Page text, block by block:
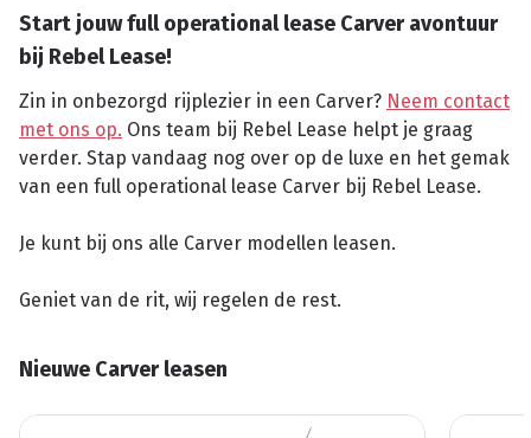
Start jouw full operational lease Carver avontuur
bij Rebel Lease!
Zin in onbezorgd rijplezier in een Carver? Neem contact
met ons op. Ons team bij Rebel Lease helpt je graag
verder. Stap vandaag nog over op de luxe en het gemak
van een full operational lease Carver bij Rebel Lease.
Je kunt bij ons alle Carver modellen leasen.
Geniet van de rit, wij regelen de rest.
Nieuwe Carver leasen